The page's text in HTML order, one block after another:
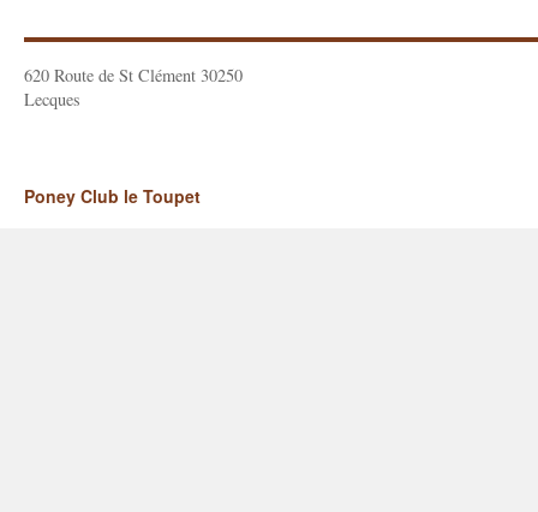
620 Route de St Clément 30250
Lecques
Poney Club le Toupet